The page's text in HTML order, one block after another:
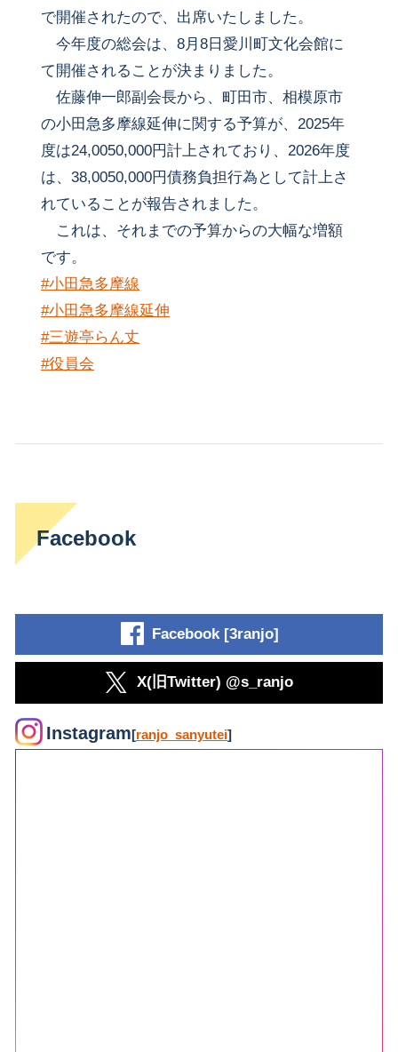
で開催されたので、出席いたしました。
今年度の総会は、8月8日愛川町文化会館に
て開催されることが決まりました。
佐藤伸一郎副会長から、町田市、相模原市
の小田急多摩線延伸に関する予算が、2025年
度は24,0050,000円計上されており、2026年度
は、38,0050,000円債務負担行為として計上さ
れていることが報告されました。
これは、それまでの予算からの大幅な増額
です。
#小田急多摩線
#小田急多摩線延伸
#三遊亭らん丈
#役員会
Facebook
Facebook [3ranjo]
X(旧Twitter) @s_ranjo
Instagram[ranjo_sanyutei]